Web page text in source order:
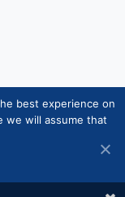
ry 2026 |
Henkilötietojen
best experience on
we will assume that